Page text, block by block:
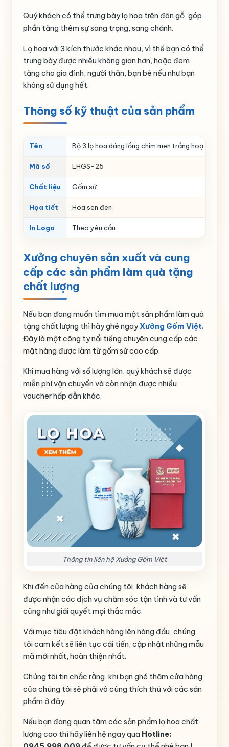
Quý khách có thể trưng bày lọ hoa trên đôn gỗ, góp
phần tăng thêm sự sang trọng, sang chảnh.
Lọ hoa với 3 kích thước khác nhau, vì thế bạn có thể
trưng bày được nhiều không gian hơn, hoặc đem
tặng cho gia đình, người thân, bạn bè nếu như bạn
không sử dụng hết.
Thông số kỹ thuật của sản phẩm
Tên Bộ 3 lọ hoa dáng lồng chim men trắng hoạ tiết
Mã số LHGS-25
Chất liệu Gốm sứ
Họa tiết Hoa sen đen
In Logo Theo yêu cầu
Xưởng chuyên sản xuất và cung
cấp các sản phẩm làm quà tặng
chất lượng
Nếu bạn đang muốn tìm mua một sản phẩm làm quà
tặng chất lượng thì hãy ghé ngayXưởng Gốm Việt.
Đây là một công ty nổi tiếng chuyên cung cấp các
mặt hàng được làm từ gốm sứ cao cấp.
Khi mua hàng với số lượng lớn, quý khách sẽ được
miễn phí vận chuyển và còn nhận được nhiều
voucher hấp dẫn khác.
Thông tin liên hệ Xưởng Gốm Việt
Khi đến cửa hàng của chúng tôi, khách hàng sẽ
được nhận các dịch vụ chăm sóc tận tình và tư vấn
cũng như giải quyết mọi thắc mắc.
Với mục tiêu đặt khách hàng lên hàng đầu, chúng
tôi cam kết sẽ liên tục cải tiến, cập nhật những mẫu
mã mới nhất, hoàn thiện nhất.
Chúng tôi tin chắc rằng, khi bạn ghé thăm cửa hàng
của chúng tôi sẽ phải vô cùng thích thú với các sản
phẩm ở đây.
Nếu bạn đang quan tâm các sản phẩm lọ hoa chất
lượng cao thì hãy liên hệ ngay qua Hotline: